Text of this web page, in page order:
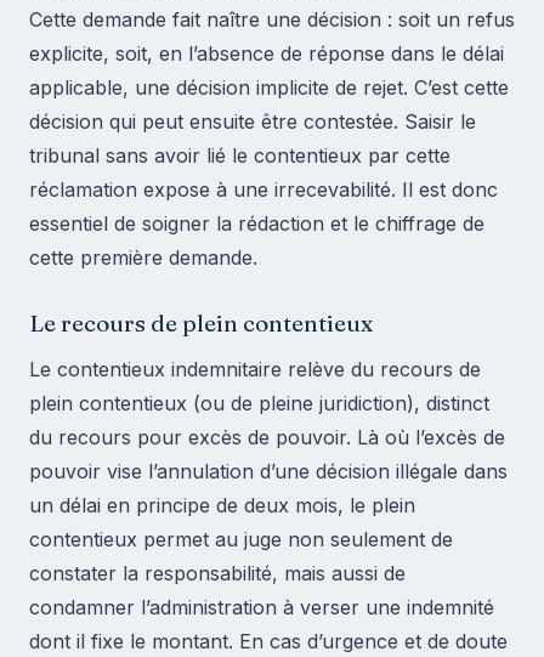
Cette demande fait naître une décision : soit un refus
explicite, soit, en l’absence de réponse dans le délai
applicable, une décision implicite de rejet. C’est cette
décision qui peut ensuite être contestée. Saisir le
tribunal sans avoir lié le contentieux par cette
réclamation expose à une irrecevabilité. Il est donc
essentiel de soigner la rédaction et le chiffrage de
cette première demande.
Le recours de plein contentieux
Le contentieux indemnitaire relève du recours de
plein contentieux (ou de pleine juridiction), distinct
du recours pour excès de pouvoir. Là où l’excès de
pouvoir vise l’annulation d’une décision illégale dans
un délai en principe de deux mois, le plein
contentieux permet au juge non seulement de
constater la responsabilité, mais aussi de
condamner l’administration à verser une indemnité
dont il fixe le montant. En cas d’urgence et de doute